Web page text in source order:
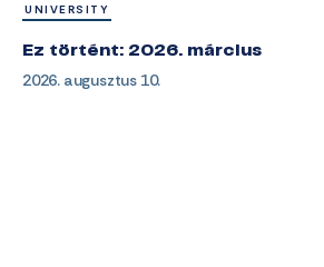
UNIVERSITY
Ez történt: 2026. március
2026. augusztus 10.